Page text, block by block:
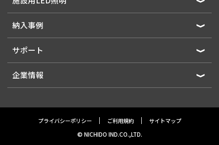
納入事例
サポート
企業情報
プライバシーポリシー ご利用規約 サイトマップ
© NICHIDO IND.CO.,LTD.